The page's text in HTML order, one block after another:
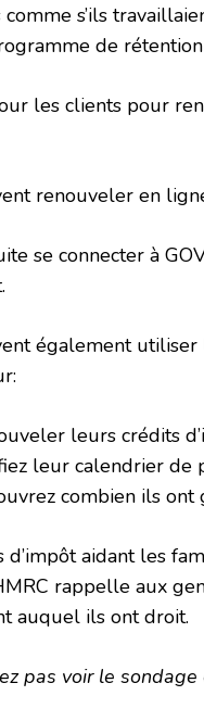
s’ils
de
les clients pour
renouveler en
se connecter à
également utiliser
leurs crédits
leur calendrier de
combien ils ont
d’impôt aidant les
rappelle aux
auquel ils ont droit.
pas voir le